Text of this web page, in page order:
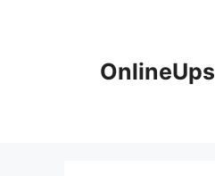
OnlineUps